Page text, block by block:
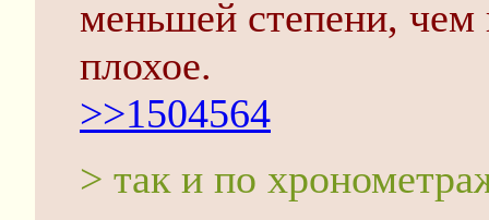
меньшей степени,
плохое.
>>1504564
> так и по